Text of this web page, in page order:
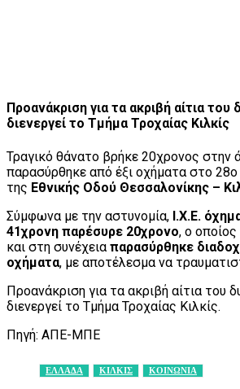
Προανάκριση για τα ακριβή αίτια
διενεργεί το Τμήμα Τροχαίας Κιλκίς
Τραγικό θάνατο βρήκε 20χρονος στην
παρασύρθηκε από έξι οχήματα στο 28ο
της Εθνικής Οδού Θεσσαλονίκης –
Σύμφωνα με την αστυνομία, Ι.Χ.Ε.
41χρονη παρέσυρε 20χρονο, ο
και στη συνέχεια παρασύρθηκε
οχήματα, με αποτέλεσμα να
Προανάκριση για τα ακριβή αίτια του
διενεργεί το Τμήμα Τροχαίας Κιλκίς.
Πηγή: ΑΠΕ-ΜΠΕ
ΕΛΛΑΔΑ ΚΙΛΚΙΣ ΚΟΙΝΩΝΙΑ